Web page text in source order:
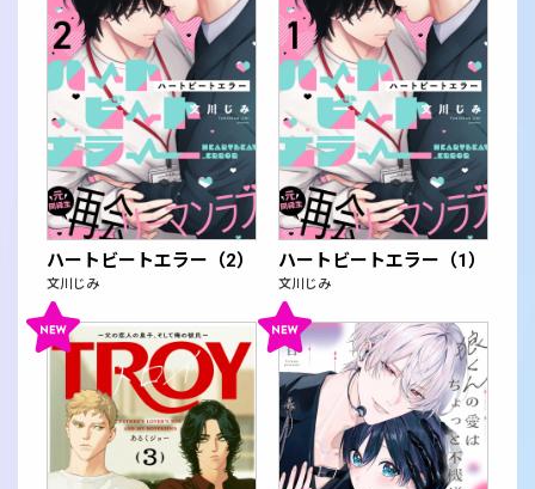
ハートビートエラー（2）
文川じみ
ハートビートエラー（1）
文川じみ